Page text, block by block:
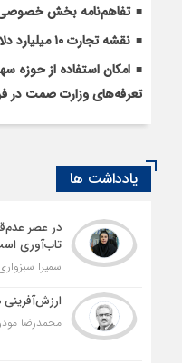
تفاهم‌نامه بخش
نقشه تجارت ۱۰‌ میلیارد دلاری با پاکستان
امکان استفاده از حوزه
تعرفه‌های وزارت صمت در
یادداشت ها
در عصر
تاب‌آوری
سمیرا
محمدرضا